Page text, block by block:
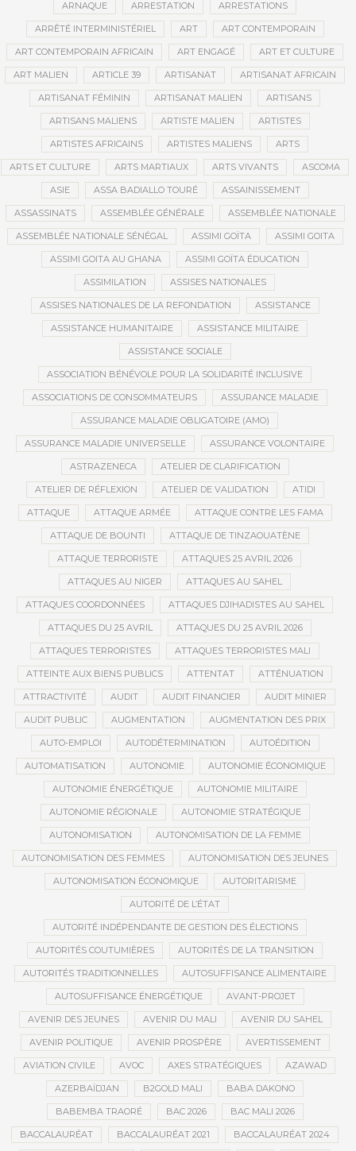
ARNAQUE ARRESTATION ARRESTATIONS
ARRÊTÉ INTERMINISTÉRIEL ART ART CONTEMPORAIN
ART CONTEMPORAIN AFRICAIN ART ENGAGÉ ART ET CULTURE
ART MALIEN ARTICLE 39 ARTISANAT ARTISANAT AFRICAIN
ARTISANAT FÉMININ ARTISANAT MALIEN ARTISANS
ARTISANS MALIENS ARTISTE MALIEN ARTISTES
ARTISTES AFRICAINS ARTISTES MALIENS ARTS
ARTS ET CULTURE ARTS MARTIAUX ARTS VIVANTS ASCOMA
ASIE ASSA BADIALLO TOURÉ ASSAINISSEMENT
ASSASSINATS ASSEMBLÉE GÉNÉRALE ASSEMBLÉE NATIONALE
ASSEMBLÉE NATIONALE SÉNÉGAL ASSIMI GOÏTA ASSIMI GOITA
ASSIMI GOITA AU GHANA ASSIMI GOÏTA ÉDUCATION
ASSIMILATION ASSISES NATIONALES
ASSISES NATIONALES DE LA REFONDATION ASSISTANCE
ASSISTANCE HUMANITAIRE ASSISTANCE MILITAIRE
ASSISTANCE SOCIALE
ASSOCIATION BÉNÉVOLE POUR LA SOLIDARITÉ INCLUSIVE
ASSOCIATIONS DE CONSOMMATEURS ASSURANCE MALADIE
ASSURANCE MALADIE OBLIGATOIRE (AMO)
ASSURANCE MALADIE UNIVERSELLE ASSURANCE VOLONTAIRE
ASTRAZENECA ATELIER DE CLARIFICATION
ATELIER DE RÉFLEXION ATELIER DE VALIDATION ATIDI
ATTAQUE ATTAQUE ARMÉE ATTAQUE CONTRE LES FAMA
ATTAQUE DE BOUNTI ATTAQUE DE TINZAOUATÈNE
ATTAQUE TERRORISTE ATTAQUES 25 AVRIL 2026
ATTAQUES AU NIGER ATTAQUES AU SAHEL
ATTAQUES COORDONNÉES ATTAQUES DJIHADISTES AU SAHEL
ATTAQUES DU 25 AVRIL ATTAQUES DU 25 AVRIL 2026
ATTAQUES TERRORISTES ATTAQUES TERRORISTES MALI
ATTEINTE AUX BIENS PUBLICS ATTENTAT ATTÉNUATION
ATTRACTIVITÉ AUDIT AUDIT FINANCIER AUDIT MINIER
AUDIT PUBLIC AUGMENTATION AUGMENTATION DES PRIX
AUTO-EMPLOI AUTODÉTERMINATION AUTOÉDITION
AUTOMATISATION AUTONOMIE AUTONOMIE ÉCONOMIQUE
AUTONOMIE ÉNERGÉTIQUE AUTONOMIE MILITAIRE
AUTONOMIE RÉGIONALE AUTONOMIE STRATÉGIQUE
AUTONOMISATION AUTONOMISATION DE LA FEMME
AUTONOMISATION DES FEMMES AUTONOMISATION DES JEUNES
AUTONOMISATION ÉCONOMIQUE AUTORITARISME
AUTORITÉ DE L’ÉTAT
AUTORITÉ INDÉPENDANTE DE GESTION DES ÉLECTIONS
AUTORITÉS COUTUMIÈRES AUTORITÉS DE LA TRANSITION
AUTORITÉS TRADITIONNELLES AUTOSUFFISANCE ALIMENTAIRE
AUTOSUFFISANCE ÉNERGÉTIQUE AVANT-PROJET
AVENIR DES JEUNES AVENIR DU MALI AVENIR DU SAHEL
AVENIR POLITIQUE AVENIR PROSPÈRE AVERTISSEMENT
AVIATION CIVILE AVOC AXES STRATÉGIQUES AZAWAD
AZERBAÏDJAN B2GOLD MALI BABA DAKONO
BABEMBA TRAORÉ BAC 2026 BAC MALI 2026
BACCALAURÉAT BACCALAURÉAT 2021 BACCALAURÉAT 2024